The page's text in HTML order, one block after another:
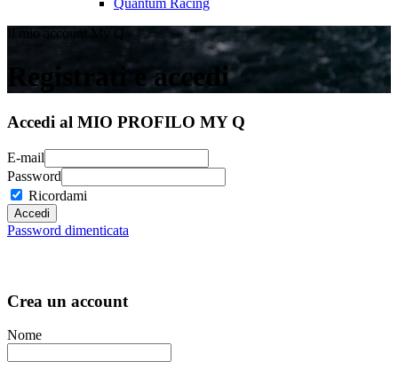
Quantum Racing
Il mio account My Q
Registrati e accedi
Accedi al MIO PROFILO MY Q
E-mail
Password
Ricordami
Password dimenticata
Crea un account
Nome